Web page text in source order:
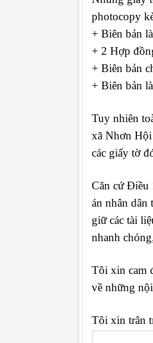
photocopy
+ Biên bản
+ 2 Hợp
+ Biên bản
+ Biên bản
Tuy nhiên
xã Nhơn
các giấy tờ
Căn cứ Điều
án nhân
giữ các tài
nhanh
Tôi xin cam
về những
Tôi xin trân